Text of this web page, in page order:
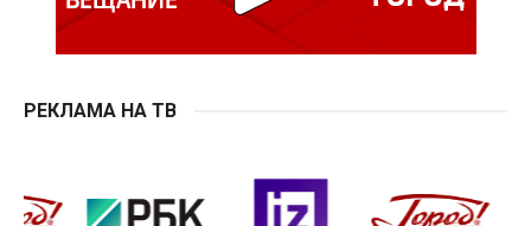
РЕКЛАМА НА ТВ